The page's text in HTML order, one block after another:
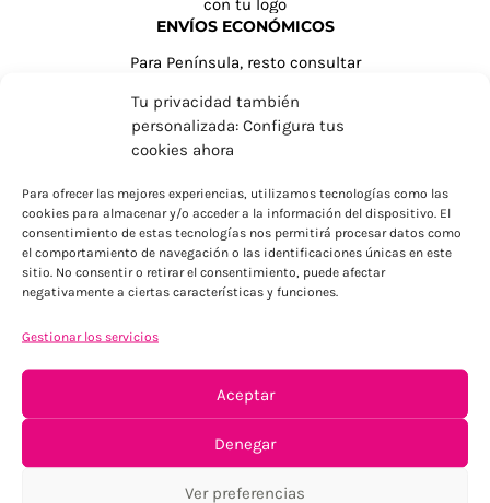
Tu privacidad también
personalizada: Configura tus
cookies ahora
Para ofrecer las mejores experiencias, utilizamos tecnologías como las
cookies para almacenar y/o acceder a la información del dispositivo. El
consentimiento de estas tecnologías nos permitirá procesar datos como
el comportamiento de navegación o las identificaciones únicas en este
sitio. No consentir o retirar el consentimiento, puede afectar
negativamente a ciertas características y funciones.
Gestionar los servicios
Aceptar
Denegar
Ver preferencias
ENVÍOS ECONÓMICOS
Para Península, resto consultar
TU SATISFACCIÓN = LA NUESTRA
Tu confianza, nuestro objetivo